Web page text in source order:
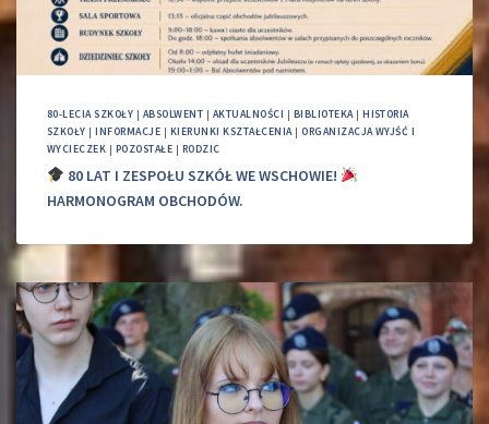
80-LECIA SZKOŁY | ABSOLWENT | AKTUALNOŚCI | BIBLIOTEKA|HISTORIA
SZKOŁY |INFORMACJE | KIERUNKI KSZTAŁCENIA|ORGANIZACJA WYJŚĆ I
WYCIECZEK | POZOSTAŁE | RODZIC
80 LAT I ZESPOŁU SZKÓŁ WE WSCHOWIE!
HARMONOGRAM OBCHODÓW.